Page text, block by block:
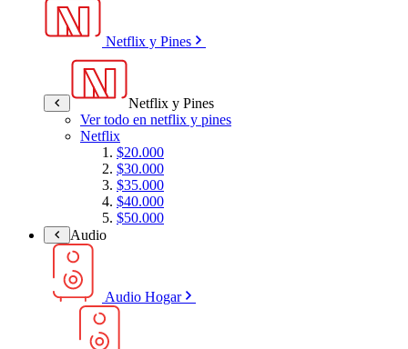
Netflix y Pines
Netflix y Pines
Ver todo en netflix y pines
Netflix
$20.000
$30.000
$35.000
$40.000
$50.000
Audio
Audio Hogar